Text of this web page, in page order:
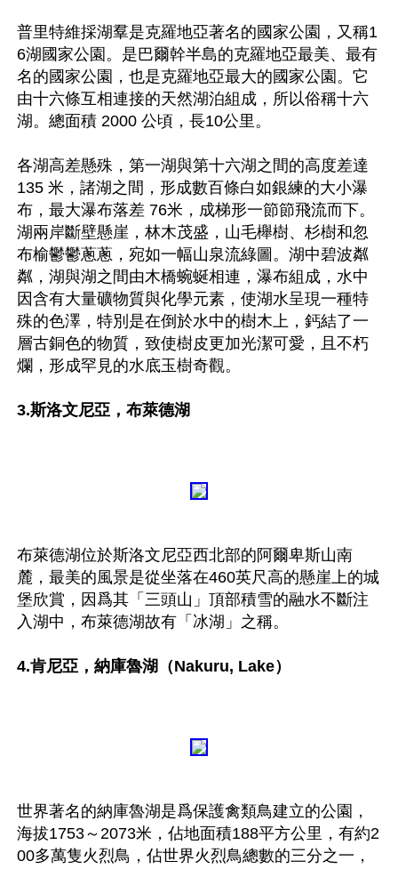
普里特維採湖羣是克羅地亞著名的國家公園，又稱1
6湖國家公園。是巴爾幹半島的克羅地亞最美、最有
名的國家公園，也是克羅地亞最大的國家公園。它
由十六條互相連接的天然湖泊組成，所以俗稱十六
湖。總面積 2000 公頃，長10公里。
各湖高差懸殊，第一湖與第十六湖之間的高度差達
135 米，諸湖之間，形成數百條白如銀練的大小瀑
布，最大瀑布落差 76米，成梯形一節節飛流而下。
湖兩岸斷壁懸崖，林木茂盛，山毛櫸樹、杉樹和忽
布榆鬱鬱蔥蔥，宛如一幅山泉流綠圖。湖中碧波粼
粼，湖與湖之間由木橋蜿蜒相連，瀑布組成，水中
因含有大量礦物質與化學元素，使湖水呈現一種特
殊的色澤，特別是在倒於水中的樹木上，鈣結了一
層古銅色的物質，致使樹皮更加光潔可愛，且不朽
爛，形成罕見的水底玉樹奇觀。
3.斯洛文尼亞，布萊德湖
布萊德湖位於斯洛文尼亞西北部的阿爾卑斯山南
麓，最美的風景是從坐落在460英尺高的懸崖上的城
堡欣賞，因爲其「三頭山」頂部積雪的融水不斷注
入湖中，布萊德湖故有「冰湖」之稱。
4.肯尼亞，納庫魯湖（Nakuru, Lake）
世界著名的納庫魯湖是爲保護禽類鳥建立的公園，
海拔1753～2073米，佔地面積188平方公里，有約2
00多萬隻火烈鳥，佔世界火烈鳥總數的三分之一，